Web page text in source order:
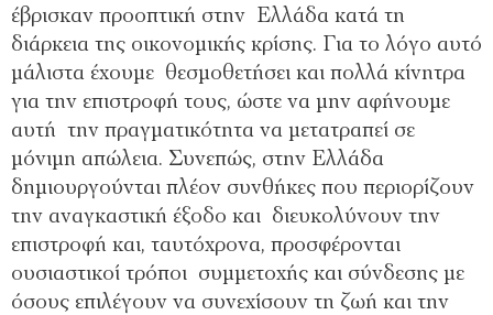
έβρισκαν προοπτική στην Ελλάδα κατά τη
διάρκεια της οικονομικής κρίσης. Για το λόγο αυτό
μάλιστα έχουμε θεσμοθετήσει και πολλά κίνητρα
για την επιστροφή τους, ώστε να μην αφήνουμε
αυτή την πραγματικότητα να μετατραπεί σε
μόνιμη απώλεια. Συνεπώς, στην Ελλάδα
δημιουργούνται πλέον συνθήκες που περιορίζουν
την αναγκαστική έξοδο και διευκολύνουν την
επιστροφή και, ταυτόχρονα, προσφέρονται
ουσιαστικοί τρόποι συμμετοχής και σύνδεσης με
όσους επιλέγουν να συνεχίσουν τη ζωή και την